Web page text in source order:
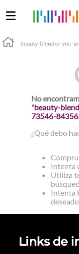
beauty-blender-you-
No
"beauty-
73546-
¿Qué debo
Intenta
Utiliza
Intenta
deseado
Links de